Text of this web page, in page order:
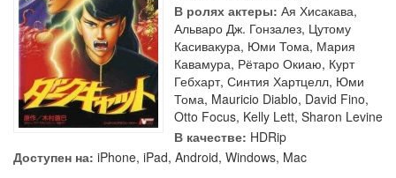
В ролях актеры: Ая Хисакава,
Альваро Дж. Гонзалез, Цутому
Касивакура, Юми Тома, Мария
Кавамура, Рётаро Окиаю, Курт
Гебхарт, Синтия Хартцелл, Юми
Тома, Mauricio Diablo, David Fino,
Otto Focus, Kelly Lett, Sharon Levine
В качестве: HDRip
Доступен на: iPhone, iPad, Android, Windows, Mac